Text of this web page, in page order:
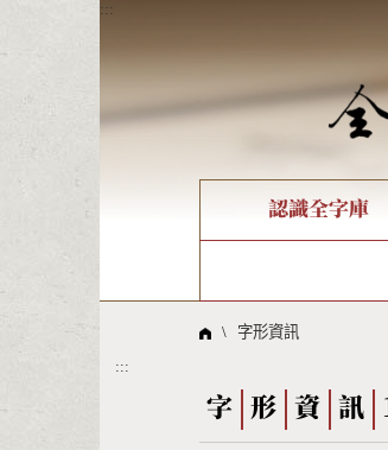
:::
認識全字庫
線上教學
倉頡查詢
Big5查詢
問題集
\ 字形資訊
:::
字 形 資 訊